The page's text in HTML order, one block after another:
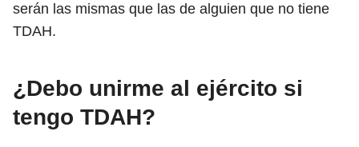
serán las mismas que las de alguien que no tiene
TDAH.
¿Debo unirme al ejército si
tengo TDAH?